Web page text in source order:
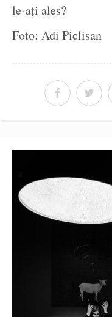
le-ați ales?
Foto: Adi Piclisan